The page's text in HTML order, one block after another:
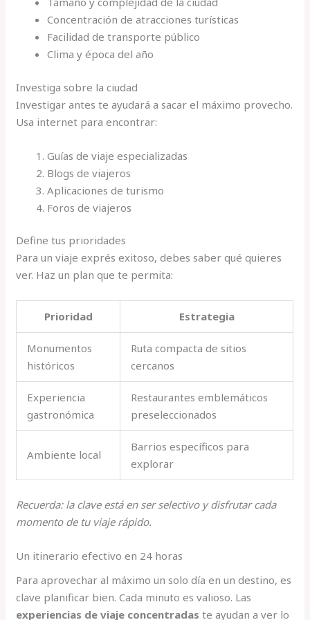
Concentración de atracciones turísticas
Facilidad de transporte público
Clima y época del año
Investiga sobre la ciudad
Investigar antes te ayudará a sacar el máximo provecho.
Usa internet para encontrar:
Guías de viaje especializadas
Blogs de viajeros
Aplicaciones de turismo
Foros de viajeros
Define tus prioridades
Para un viaje exprés exitoso, debes saber qué quieres
ver. Haz un plan que te permita:
Prioridad Estrategia
Monumentos
históricos
Ruta compacta de sitios
cercanos
Experiencia
gastronómica
Restaurantes emblemáticos
preseleccionados
Ambiente local
Barrios específicos para
explorar
Recuerda: la clave está en ser selectivo y disfrutar cada
momento de tu viaje rápido.
Un itinerario efectivo en 24 horas
Para aprovechar al máximo un solo día en un destino, es
clave planificar bien. Cada minuto es valioso. Las
experiencias de viaje concentradas te ayudan a ver lo